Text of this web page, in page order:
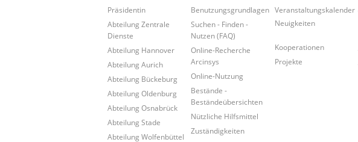
Präsidentin
Abteilung Zentrale
Dienste
Abteilung Hannover
Abteilung Aurich
Abteilung Bückeburg
Abteilung Oldenburg
Abteilung Osnabrück
Abteilung Stade
Abteilung Wolfenbüttel
Benutzungsgrundlagen
Suchen - Finden -
Nutzen (FAQ)
Online-Recherche
Arcinsys
Online-Nutzung
Bestände -
Beständeübersichten
Nützliche Hilfsmittel
Zuständigkeiten
Veranstaltungskalender
Neuigkeiten
Kooperationen
Projekte